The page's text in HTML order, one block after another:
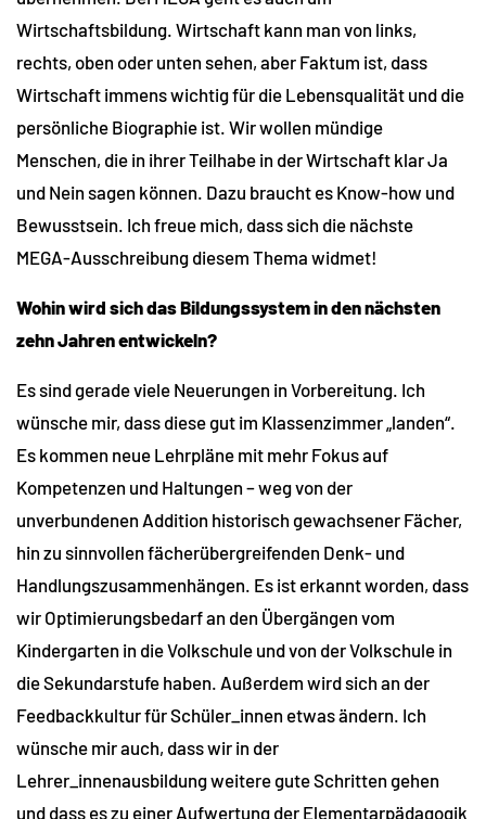
Wirtschaftsbildung. Wirtschaft kann man von links,
rechts, oben oder unten sehen, aber Faktum ist, dass
Wirtschaft immens wichtig für die Lebensqualität und die
persönliche Biographie ist. Wir wollen mündige
Menschen, die in ihrer Teilhabe in der Wirtschaft klar Ja
und Nein sagen können. Dazu braucht es Know-how und
Bewusstsein. Ich freue mich, dass sich die nächste
MEGA-Ausschreibung diesem Thema widmet!
Wohin wird sich das Bildungssystem in den nächsten
zehn Jahren entwickeln?
Es sind gerade viele Neuerungen in Vorbereitung. Ich
wünsche mir, dass diese gut im Klassenzimmer „landen“.
Es kommen neue Lehrpläne mit mehr Fokus auf
Kompetenzen und Haltungen – weg von der
unverbundenen Addition historisch gewachsener Fächer,
hin zu sinnvollen fächerübergreifenden Denk- und
Handlungszusammenhängen. Es ist erkannt worden, dass
wir Optimierungsbedarf an den Übergängen vom
Kindergarten in die Volkschule und von der Volkschule in
die Sekundarstufe haben. Außerdem wird sich an der
Feedbackkultur für Schüler_innen etwas ändern. Ich
wünsche mir auch, dass wir in der
Lehrer_innenausbildung weitere gute Schritten gehen
und dass es zu einer Aufwertung der Elementarpädagogik